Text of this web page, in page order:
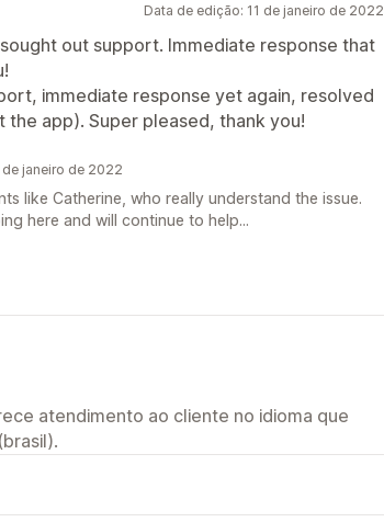
Data de edição: 11 de janeiro de 2022
out support. Immediate response that
immediate response yet again, resolved
app). Super pleased, thank you!
janeiro de 2022
like Catherine, who really understand the issue.
here and will continue to help...
atendimento ao cliente no idioma que